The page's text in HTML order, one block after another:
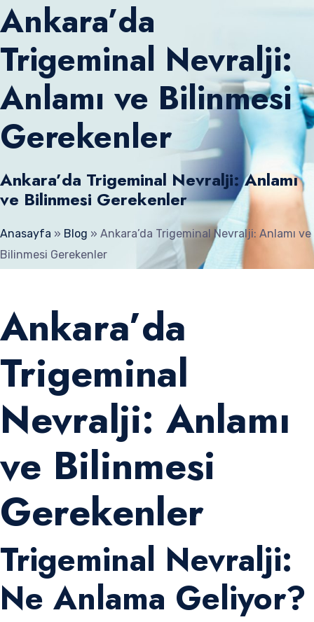
Ankara’da
Trigeminal Nevralji:
Anlamı ve Bilinmesi
Gerekenler
Ankara’da Trigeminal Nevralji: Anlamı
ve Bilinmesi Gerekenler
Anasayfa » Blog » Ankara’da Trigeminal Nevralji: Anlamı ve
Bilinmesi Gerekenler
Ankara’da
Trigeminal
Nevralji: Anlamı
ve Bilinmesi
Gerekenler
Trigeminal Nevralji:
Ne Anlama Geliyor?